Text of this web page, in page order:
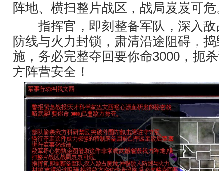
阵地、横扫整片战区，战局岌岌可危
指挥官，即刻整备军队，深入敌
防线与火力封锁，肃清沿途阻碍，
施，务必完整夺回要你命3000，扼
方阵营安全！